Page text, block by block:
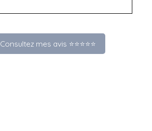
Consultez mes avis ⭐⭐⭐⭐⭐